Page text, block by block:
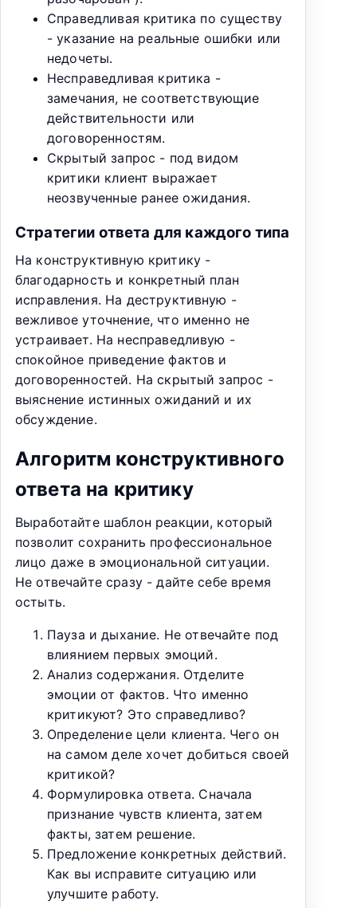
Справедливая критика по существу
- указание на реальные ошибки или
недочеты.
Несправедливая критика -
замечания, не соответствующие
действительности или
договоренностям.
Скрытый запрос - под видом
критики клиент выражает
неозвученные ранее ожидания.
Стратегии ответа для каждого типа
На конструктивную критику -
благодарность и конкретный план
исправления. На деструктивную -
вежливое уточнение, что именно не
устраивает. На несправедливую -
спокойное приведение фактов и
договоренностей. На скрытый запрос -
выяснение истинных ожиданий и их
обсуждение.
Алгоритм конструктивного
ответа на критику
Выработайте шаблон реакции, который
позволит сохранить профессиональное
лицо даже в эмоциональной ситуации.
Не отвечайте сразу - дайте себе время
остыть.
Пауза и дыхание. Не отвечайте под
влиянием первых эмоций.
Анализ содержания. Отделите
эмоции от фактов. Что именно
критикуют? Это справедливо?
Определение цели клиента. Чего он
на самом деле хочет добиться своей
критикой?
Формулировка ответа. Сначала
признание чувств клиента, затем
факты, затем решение.
Предложение конкретных действий.
Как вы исправите ситуацию или
улучшите работу.